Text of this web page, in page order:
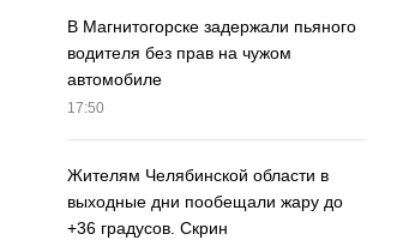
В Магнитогорске задержали пьяного
водителя без прав на чужом
автомобиле
17:50
Жителям Челябинской области в
выходные дни пообещали жару до
+36 градусов. Скрин